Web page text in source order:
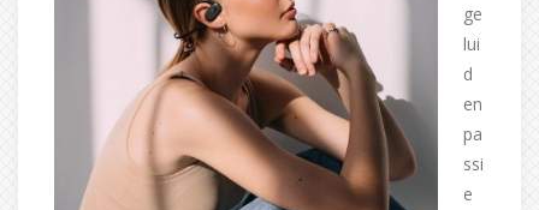
ge
lui
d
en
pa
ssi
e